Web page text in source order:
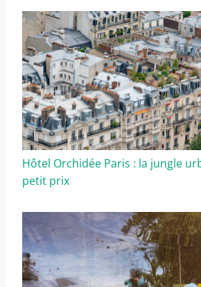
Hôtel Orchidée Paris : la jungle
petit prix